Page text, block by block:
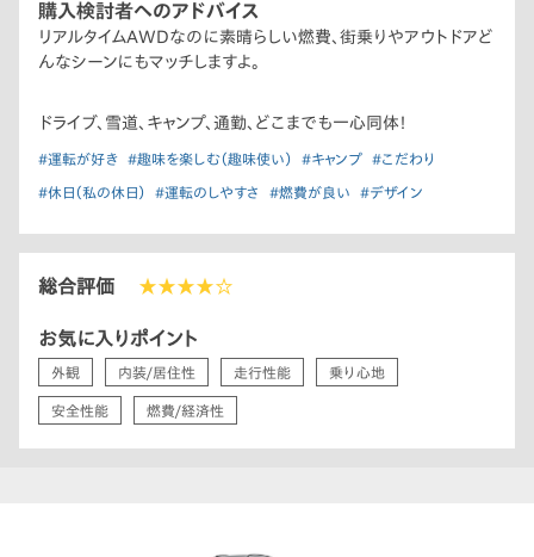
購入検討者へのアドバイス
リアルタイムAWDなのに素晴らしい燃費、街乗りやアウトドアど
んなシーンにもマッチしますよ。
ドライブ、雪道、キャンプ、通勤、どこまでも一心同体！
#運転が好き #趣味を楽しむ（趣味使い） #キャンプ #こだわり
#休日（私の休日） #運転のしやすさ #燃費が良い #デザイン
総合評価 ★★★★☆
お気に入りポイント
外観 内装/居住性 走行性能 乗り心地
安全性能 燃費/経済性